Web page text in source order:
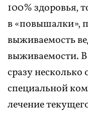
100% здоровья,
в «повышалки»,
выживаемость
выживаемости.
сразу
специальной
лечение